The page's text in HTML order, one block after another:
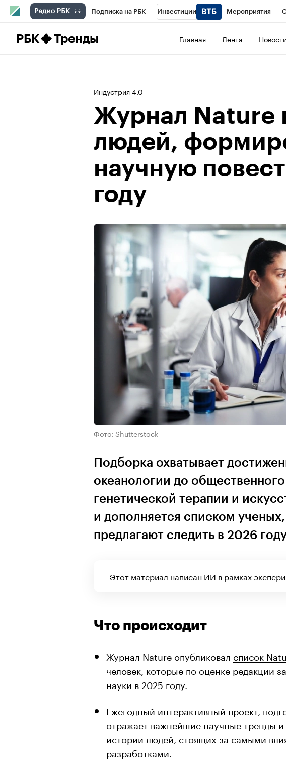
Подписка на РБК Инвестиции Мероприятия
РБК Тренды Главная Лента
Индустрия 4.0
Журнал Nature
людей,
научную
году
Фото: Shutterstock
Подборка охватывает
океанологии до
генетической терапии и
и дополняется списком
предлагают следить в 2026
Этот материал написан ИИ в рамках
Что происходит
Журнал Nature опубликовал список
человек, которые по оценке редакции
науки в 2025 году.
Ежегодный интерактивный проект,
отражает важнейшие научные тренды и
истории людей, стоящих за самыми
разработками.